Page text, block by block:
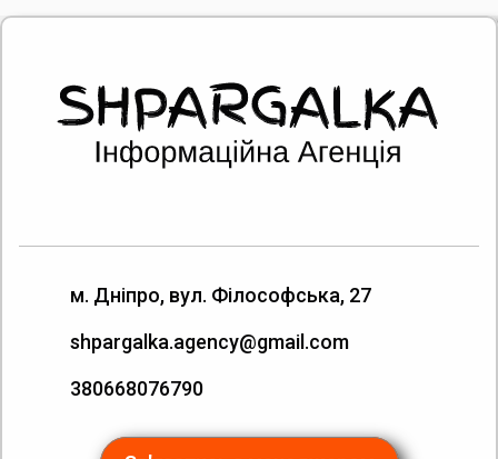
м. Дніпро, вул. Філософська, 27
shpargalka.agency@gmail.com
380668076790